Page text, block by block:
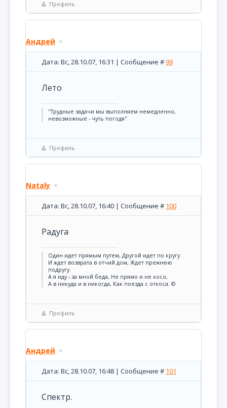
Профиль
Андрей
Дата: Вс, 28.10.07, 16:31 | Сообщение #99
Лето
"Трудные задачи мы выполняем немедленно,
невозможные - чуть погодя".
Профиль
Nataly
Дата: Вс, 28.10.07, 16:40 | Сообщение # 100
Радуга
Один идет прямым путем, Другой идет по кругу
И ждет возврата в отчий дом, Ждет прежнюю
подругу.
А я иду - за мной беда, Не прямо и не косо,
А в никуда и в никогда, Как поезда с откоса. ©
Профиль
Андрей
Дата: Вс, 28.10.07, 16:48 | Сообщение # 101
Спектр.